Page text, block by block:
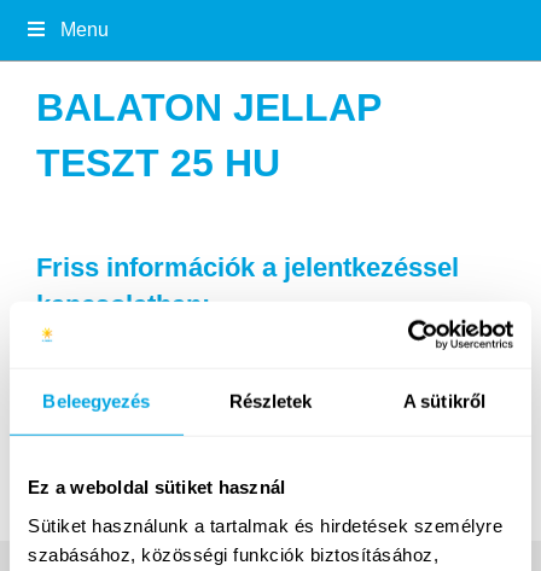
Beleegyezés Részletek A sütikről
Ez a weboldal sütiket használ
Sütiket használunk a tartalmak és hirdetések személyre
szabásához, közösségi funkciók biztosításához,
Menu
BALATON JELLAP
TESZT 25 HU
Friss információk a jelentkezéssel
kapcsolatban:
2026 (ID=15)